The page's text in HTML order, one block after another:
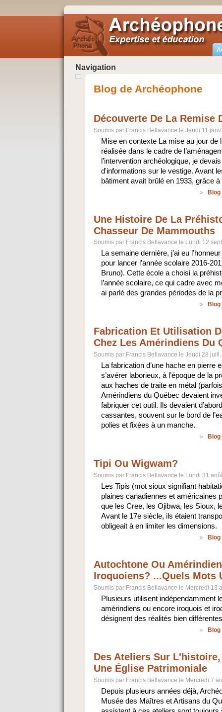
Navigation
Blog de Archéophone
Découverte De La Remise
Soumis par Francis Bellavance le Jeudi 11
Mise en contexte La mise au jour de
réalisée dans le cadre de
l’intervention archéologique, je
d'informations sur le vestige. Avant
bâtiment avait brûlé en 1933, grâce
» Blog
Une Histoire De La
Chasseur De Mammouths
Soumis par Francis Bellavance le Lundi 12
La semaine dernière, j’ai eu
pour lancer l’année scolaire 2016-
Bruno). Cette école a choisi la
l’année scolaire, ce qui cadre avec
ai parlé des grandes périodes de la
»
Fabrication Et Utilisation
Chez Les Amérindiens Du
Soumis par Francis Bellavance le Jeudi 28
La fabrication d’une hache en pierre
s’avérer laborieux, à l’époque de la
aux haches de traite en métal
Amérindiens du Québec devaient
fabriquer cet outil. Ils devaient
cassantes, souvent sur le bord de
polies et fixées à un manche.
»
Tipi Ou Wigwam?
Soumis par Francis Bellavance le Lundi 31
Les Tipis (mot sioux signifiant
plaines canadiennes et américaines
que les Cree, les Ojibwa, les Sioux,
Avant le 17e siècle, ils étaient
obligeait à en limiter les dimensions.
»
Autochtone Ou
Iroquoiens? ...quels Mots
Soumis par Francis Bellavance le Mercredi 13
Plusieurs utilisent indépendamment
amérindiens ou encore iroquois et
désignent des réalités bien
» Blog
Des Ateliers Sur
Une Église Patrimoniale
Soumis par Francis Bellavance le Mercredi 7
Depuis plusieurs années déjà,
Musée des Maîtres et Artisans du